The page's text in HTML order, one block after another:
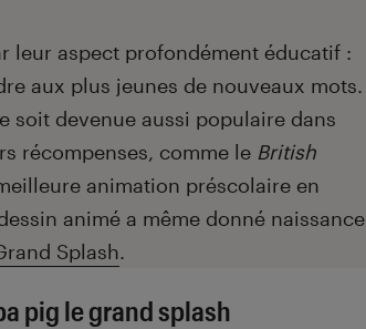
leur aspect profondément éducatif :
aux plus jeunes de nouveaux mots.
soit devenue aussi populaire dans
récompenses, comme le British
animation préscolaire en
animé a même donné naissance
Splash.
pig le grand splash